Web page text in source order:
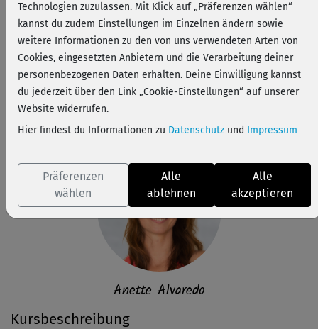
Kursbeschreibung
Workout-Facts
leicht
27 Min
82 kcal
Anette Alvaredo
Matte, Kissen, Handtuch
Anette Alvaredo
Technologien zuzulassen. Mit Klick auf „Präferenzen wählen“
kannst du zudem Einstellungen im Einzelnen ändern sowie
weitere Informationen zu den von uns verwendeten Arten von
Cookies, eingesetzten Anbietern und die Verarbeitung deiner
personenbezogenen Daten erhalten. Deine Einwilligung kannst
du jederzeit über den Link „Cookie-Einstellungen“ auf unserer
Website widerrufen.
Hier findest du Informationen zu Datenschutz und Impressum
Präferenzen
wählen
Alle
ablehnen
Alle
akzeptieren